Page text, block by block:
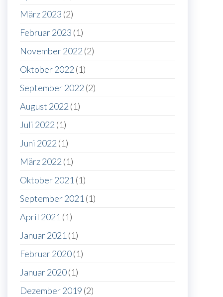
März 2023 (2)
Februar 2023 (1)
November 2022 (2)
Oktober 2022 (1)
September 2022 (2)
August 2022 (1)
Juli 2022 (1)
Juni 2022 (1)
März 2022 (1)
Oktober 2021 (1)
September 2021 (1)
April 2021 (1)
Januar 2021 (1)
Februar 2020(1)
Januar 2020(1)
Dezember 2019 (2)